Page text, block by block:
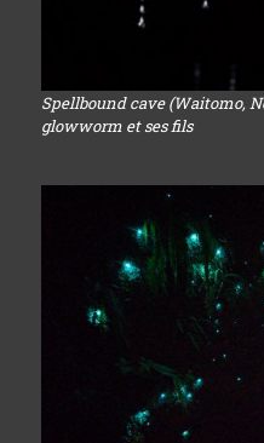
Spellbound cave (Waitomo,
glowworm et ses fils